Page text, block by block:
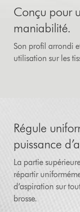
Conçu pour
maniabilité.
Son profil arrondi
utilisation sur les
Régule
puissance
La partie
répartir
d’aspiration sur
brosse.